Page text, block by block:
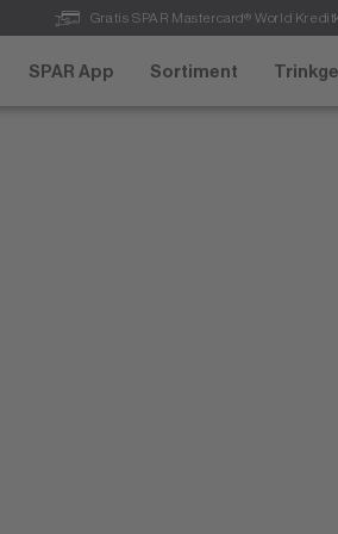
Gratis SPAR Mastercard® World
SPAR App Sortiment